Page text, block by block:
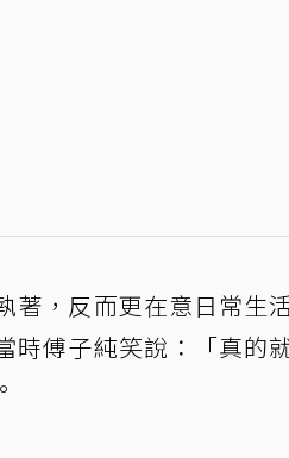
著，反而更在意日常生
時傅子純笑說：「真的